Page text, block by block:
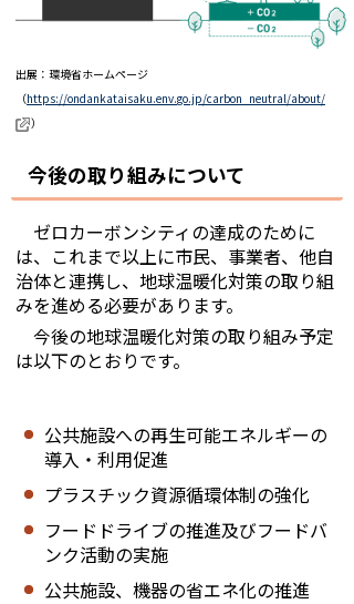
出展：環境省ホームページ
（https://ondankataisaku.env.go.jp/carbon_neutral/about/
）
今後の取り組みについて
ゼロカーボンシティの達成のために
は、これまで以上に市民、事業者、他自
治体と連携し、地球温暖化対策の取り組
みを進める必要があります。
今後の地球温暖化対策の取り組み予定
は以下のとおりです。
公共施設への再生可能エネルギーの
導入・利用促進
プラスチック資源循環体制の強化
フードドライブの推進及びフードバ
ンク活動の実施
公共施設、機器の省エネ化の推進